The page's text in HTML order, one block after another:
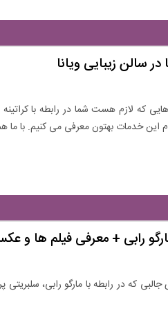
سالن زیبایی ویانا
که لازم هست شما در رابطه با کراتینه
این خدمات بهتون معرفی می کنیم. با ما
رابی + معرفی فیلم ها و
که در رابطه با مارگو رابی، سلبریتی